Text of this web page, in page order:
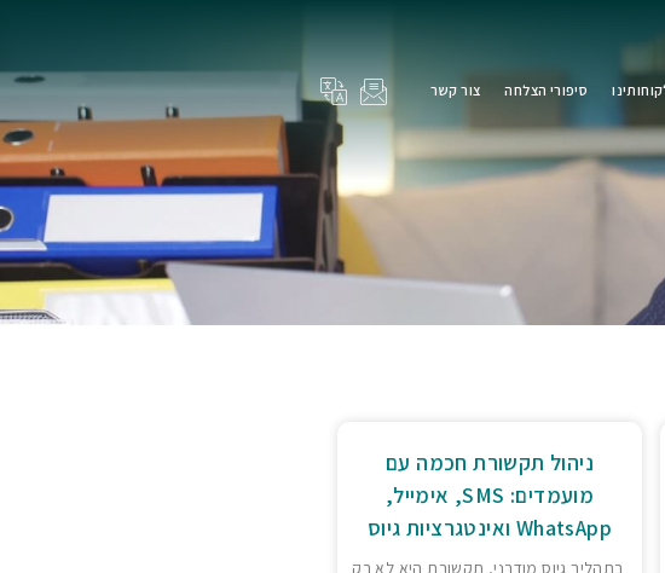
סיפורי הצלחה צור קשר
ניהול תקשורת חכמה עם
מועמדים: SMS, אימייל,
WhatsApp ואינטגרציות גיוס
בתהליך גיוס מודרני, תקשורת היא לא רק